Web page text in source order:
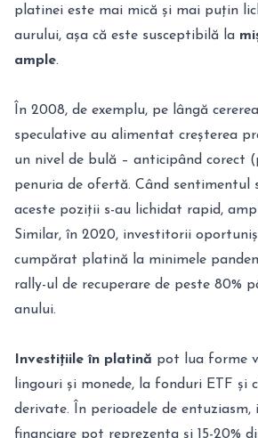
platinei este mai mică și mai puțin
aurului, așa că este susceptibilă la
ample.
În 2008, de exemplu, pe lângă
speculative au alimentat creșterea
un nivel de bulă – anticipând corect
penuria de ofertă. Când sentimentul
aceste poziții s-au lichidat rapid,
Similar, în 2020, investitorii
cumpărat platină la minimele
rally-ul de recuperare de peste 80%
anului.
Investițiile în platină pot lua forme
lingouri și monede, la fonduri ETF și
derivate. În perioadele de entuziasm,
financiare pot reprezenta și 15-20%